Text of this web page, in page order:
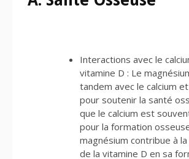
Interactions avec le
vitamine D : Le
tandem avec le calcium
pour soutenir la santé
que le calcium est
pour la formation
magnésium contribue à
de la vitamine D en sa